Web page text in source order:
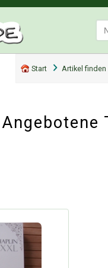
Start Artikel finden